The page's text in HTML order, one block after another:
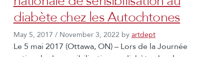
diabète chez les Autochtones
May 5, 2017 / November 3, 2022 by artdept
Le 5 mai 2017 (Ottawa, ON) – Lors de la Journée